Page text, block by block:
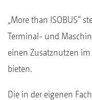
„More than ISOBUS“
Terminal- und
einen Zusatznutzen
bieten.
Die in der eigenen